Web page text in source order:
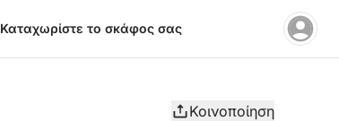
Καταχωρίστε το σκάφος σας
Κοινοποίηση